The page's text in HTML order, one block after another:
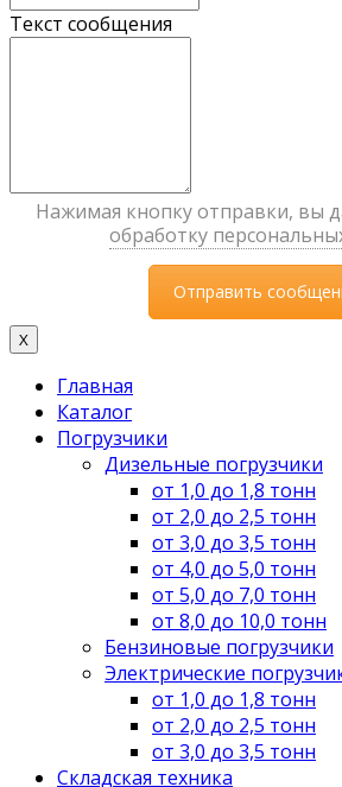
Текст сообщения
Нажимая кнопку отправки, вы
обработку
X
Главная
Каталог
Погрузчики
Дизельные погрузчики
от 1,0 до 1,8 тонн
от 2,0 до 2,5 тонн
от 3,0 до 3,5 тонн
от 4,0 до 5,0 тонн
от 5,0 до 7,0 тонн
от 8,0 до 10,0 тонн
Бензиновые погрузчики
Электрические
от 1,0 до 1,8 тонн
от 2,0 до 2,5 тонн
от 3,0 до 3,5 тонн
Складская техника